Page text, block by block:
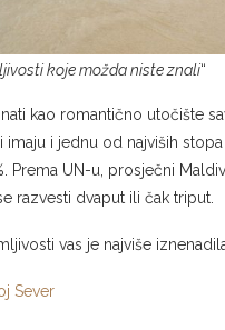
koje možda niste znali“
kao romantično utočište
imaju i jednu od najviših
Prema UN-u, prosječni
razvesti dvaput ili čak triput.
vas je najviše
Sever